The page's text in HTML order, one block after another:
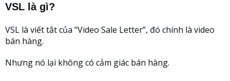
VSL là gì?
VSL là viết tắt của “Video Sale Letter”, đó chính là video
bán hàng.
Nhưng nó lại không có cảm giác bán hàng.